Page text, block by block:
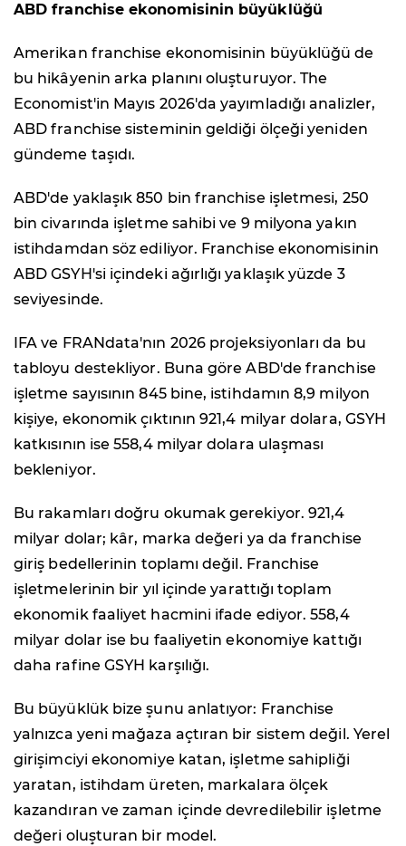
ABD franchise ekonomisinin büyüklüğü
Amerikan franchise ekonomisinin büyüklüğü de
bu hikâyenin arka planını oluşturuyor. The
Economist'in Mayıs 2026'da yayımladığı analizler,
ABD franchise sisteminin geldiği ölçeği yeniden
gündeme taşıdı.
ABD'de yaklaşık 850 bin franchise işletmesi, 250
bin civarında işletme sahibi ve 9 milyona yakın
istihdamdan söz ediliyor. Franchise ekonomisinin
ABD GSYH'si içindeki ağırlığı yaklaşık yüzde 3
seviyesinde.
IFA ve FRANdata'nın 2026 projeksiyonları da bu
tabloyu destekliyor. Buna göre ABD'de franchise
işletme sayısının 845 bine, istihdamın 8,9 milyon
kişiye, ekonomik çıktının 921,4 milyar dolara, GSYH
katkısının ise 558,4 milyar dolara ulaşması
bekleniyor.
Bu rakamları doğru okumak gerekiyor. 921,4
milyar dolar; kâr, marka değeri ya da franchise
giriş bedellerinin toplamı değil. Franchise
işletmelerinin bir yıl içinde yarattığı toplam
ekonomik faaliyet hacmini ifade ediyor. 558,4
milyar dolar ise bu faaliyetin ekonomiye kattığı
daha rafine GSYH karşılığı.
Bu büyüklük bize şunu anlatıyor: Franchise
yalnızca yeni mağaza açtıran bir sistem değil. Yerel
girişimciyi ekonomiye katan, işletme sahipliği
yaratan, istihdam üreten, markalara ölçek
kazandıran ve zaman içinde devredilebilir işletme
değeri oluşturan bir model.